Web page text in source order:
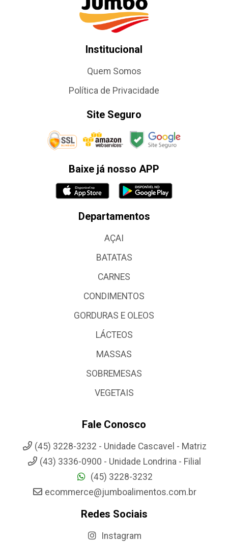
Institucional
Quem Somos
Política de Privacidade
Site Seguro
Baixe já nosso APP
Departamentos
AÇAI
BATATAS
CARNES
CONDIMENTOS
GORDURAS E OLEOS
LÁCTEOS
MASSAS
SOBREMESAS
VEGETAIS
Fale Conosco
(45) 3228-3232 - Unidade Cascavel - Matriz
(43) 3336-0900 - Unidade Londrina - Filial
(45) 3228-3232
ecommerce@jumboalimentos.com.br
Redes Sociais
Instagram